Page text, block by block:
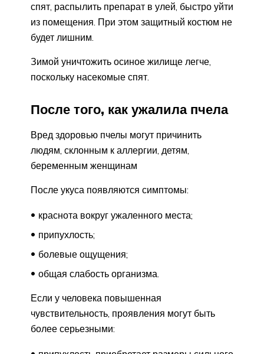
спят, распылить препарат в улей, быстро уйти
из помещения. При этом защитный костюм не
будет лишним.
Зимой уничтожить осиное жилище легче,
поскольку насекомые спят.
После того, как ужалила пчела
Вред здоровью пчелы могут причинить
людям, склонным к аллергии, детям,
беременным женщинам
После укуса появляются симптомы:
краснота вокруг ужаленного места;
припухлость;
болевые ощущения;
общая слабость организма.
Если у человека повышенная
чувствительность, проявления могут быть
более серьезными: